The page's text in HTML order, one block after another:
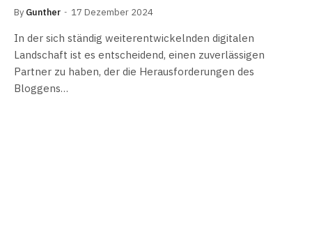
By Gunther 17 Dezember 2024
In der sich ständig weiterentwickelnden digitalen
Landschaft ist es entscheidend, einen zuverlässigen
Partner zu haben, der die Herausforderungen des
Bloggens…